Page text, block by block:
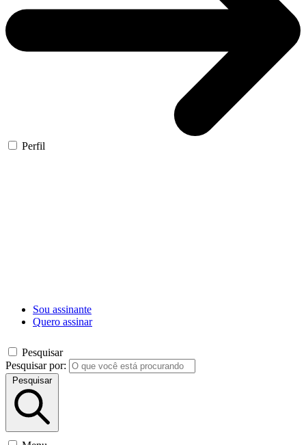
Perfil
Sou assinante
Quero assinar
Pesquisar
Pesquisar por:
Pesquisar